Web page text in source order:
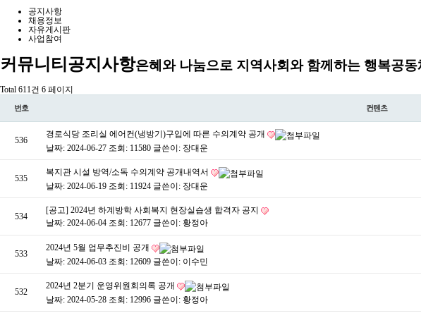
공지사항
채용정보
자유게시판
사업참여
커뮤니티 공지사항은혜와 나눔으로 지역사회와 함께하는 행복공
Total 611건 6 페이지
번호 컨텐츠
536
경로식당 조리실 에어컨(냉방기)구입에 따른 수의계약 공개
날짜: 2024-06-27 조회: 11580 글쓴이: 장대운
535
복지관 시설 방역/소독 수의계약 공개내역서
날짜: 2024-06-19 조회: 11924 글쓴이: 장대운
534
[공고] 2024년 하계방학 사회복지 현장실습생 합격자 공지
날짜: 2024-06-04 조회: 12677 글쓴이: 황정아
533
2024년 5월 업무추진비 공개
날짜: 2024-06-03 조회: 12609 글쓴이: 이수민
532
2024년 2분기 운영위원회의록 공개
날짜: 2024-05-28 조회: 12996 글쓴이: 황정아